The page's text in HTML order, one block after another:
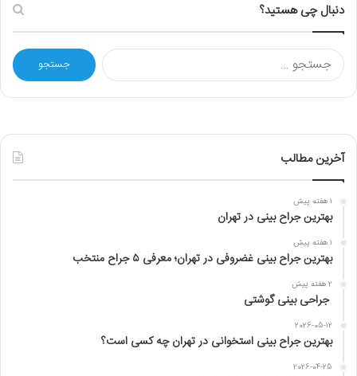
دنبال چی هستید؟
ج
س
ب
آخرین مطالب
1 هفته پیش
بهترین جراح بینی در تهران
1 هفته پیش
بهترین جراح بینی غضروفی در تهران؛ معرفی ۵ جراح منتخب
2 هفته پیش
جراحی بینی گوشتی
2026-05-12
بهترین جراح بینی استخوانی در تهران چه کسی است؟
2026-04-25